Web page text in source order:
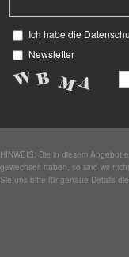
Ich habe die
Newsletter
HINWEIS: Die in diesem Angebot
gewechselt haben, so sind wir
Sie uns bitte für genaue Details